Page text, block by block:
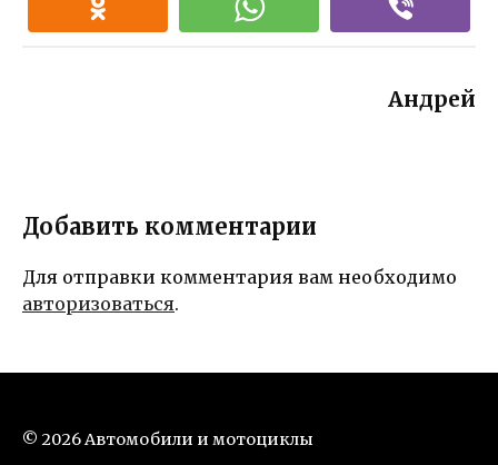
Андрей
Добавить комментарии
Для отправки комментария вам необходимо
авторизоваться.
© 2026 Автомобили и мотоциклы